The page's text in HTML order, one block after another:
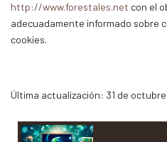
http://www.forestales.net con el
adecuadamente informado sobre
cookies.
Última actualización: 31 de